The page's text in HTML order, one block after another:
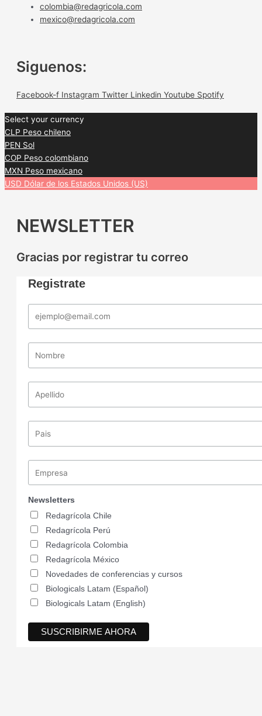
colombia@redagricola.com
mexico@redagricola.com
Siguenos:
Facebook-f Instagram Twitter Linkedin Youtube Spotify
Select your currency
CLP Peso chileno
PEN Sol
COP Peso colombiano
MXN Peso mexicano
USD Dólar de los Estados Unidos (US)
NEWSLETTER
Gracias por registrar tu correo
Registrate
Newsletters
Redagrícola Chile
Redagrícola Perú
Redagrícola Colombia
Redagrícola México
Novedades de conferencias y cursos
Biologicals Latam (Español)
Biologicals Latam (English)